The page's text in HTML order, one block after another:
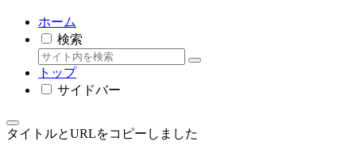
ホーム
検索
トップ
サイドバー
タイトルとURLをコピーしました